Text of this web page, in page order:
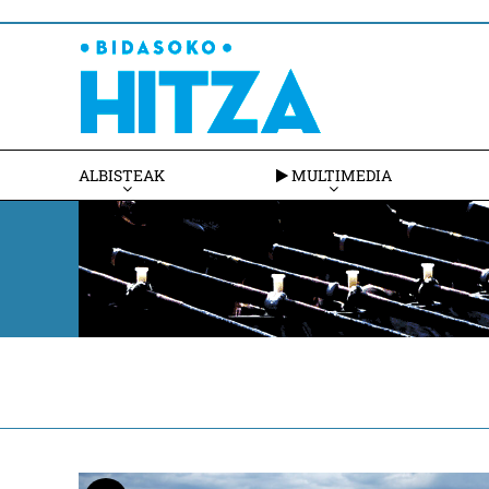
ALBISTEAK MULTIMEDIA